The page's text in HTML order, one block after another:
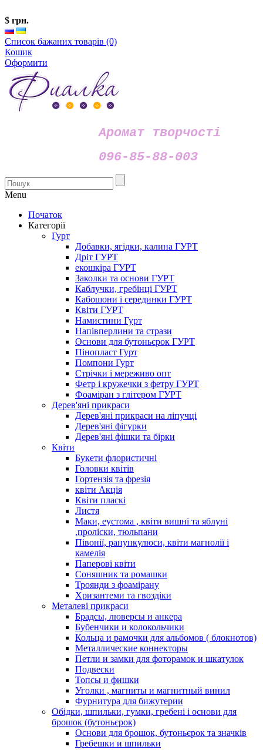
$ грн.
Список бажаних товарів (0)
Кошик
Оформити
Аромат творчості
096-85-88-003
Menu
Початок
Категорії
Гурт
Добавки, ягідки, калина ГУРТ
Дріт ГУРТ
екошкіра ГУРТ
Заколки та основи ГУРТ
Каблучки, гребінці ГУРТ
Кабошони і серединки ГУРТ
Квіти ГУРТ
Намистини Гурт
Напівперлини та стрази
Основи для бутоньєрок ГУРТ
Пінопласт Гурт
Помпони Гурт
Стрічки і мереживо опт
Фетр і кружечки з фетру ГУРТ
Фоаміран з глітером ГУРТ
Дерев'яні прикраси
Дерев'яні прикраси на ліпучці
Дерев'яні фігурки
Дерев'яні фішки та бірки
Квіти
Букети флористичні
Головки квітів
Гортензія та фрезія
квіти Акція
Квіти пласкі
Листя
Маки, еустома , квіти вишні та яблуні
,проліски, тюльпани
Півонії, ранункулюси, квіти магнолії і
камелія
Паперові квіти
Соняшник та ромашки
Троянди з фоамірану
Хризантеми та гвоздіки
Металеві прикраси
Брадсы, люверсы и анкера
Бубенчики и колокольчики
Кольца и рамочки для альбомов ( блокнотов)
Металлические коннекторы
Петли и замки для фоторамок и шкатулок
Подвески
Топсы и фишки
Уголки , магниты и магнитный винил
Фурнитура для бижутерии
Обідки, шпильки, гумки, гребені і основи для
брошок (бутоньєрок)
Основи для брошок, бутоньєрок та значків
Гребешки и шпильки